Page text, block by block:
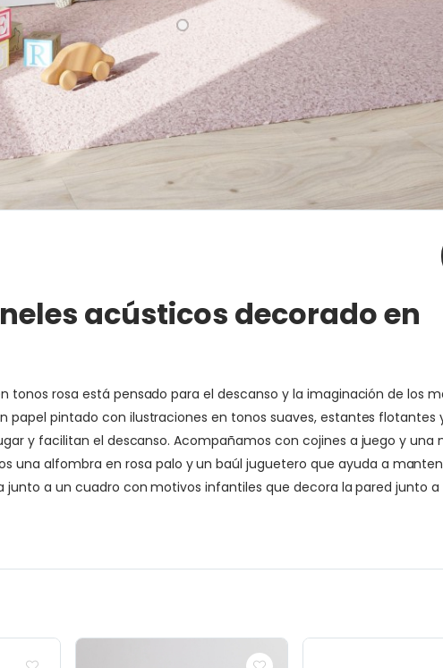
acústicos decorado en
rosa está pensado para el descanso y la imaginación de los
papel pintado con ilustraciones en tonos suaves, estantes
y facilitan el descanso. Acompañamos con cojines a juego y
una alfombra en rosa palo y un baúl juguetero que ayuda a
a un cuadro con motivos infantiles que decora la pared junto a